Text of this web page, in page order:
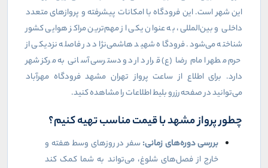
این شهر است. این فرودگاه با امکانات پیشرفته و پروازهای متعدد
داخلی و بین‌المللی، به عنوان یکی از مهم‌ترین مراکز هوایی کشور
شناخته می‌شود. فرودگاه شهید هاشمی‌نژاد در فاصله نزدیکی از
حرم مطهر امام رضا (ع) قرار دارد و دسترسی آسانی به مرکز شهر
دارد. برای اطلاع از ساعت پرواز تهران مشهد فرودگاه مهرآباد
می‌توانید در صفحه رزرو بلیط اطلاعات را مشاهده کنید.
چطور پرواز مشهد با قیمت مناسب تهیه کنیم؟
بررسی دوره‌های زمانی:سفر در روزهای وسط هفته و
خارج از فصل‌های شلوغ، می‌تواند به شما کمک کند